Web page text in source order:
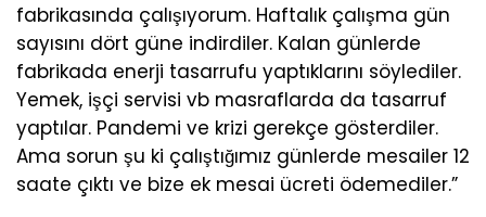
fabrikasında çalışıyorum. Haftalık çalışma gün
sayısını dört güne indirdiler. Kalan günlerde
fabrikada enerji tasarrufu yaptıklarını söylediler.
Yemek, işçi servisi vb masraflarda da tasarruf
yaptılar. Pandemi ve krizi gerekçe gösterdiler.
Ama sorun şu ki çalıştığımız günlerde mesailer 12
saate çıktı ve bize ek mesai ücreti ödemediler.”